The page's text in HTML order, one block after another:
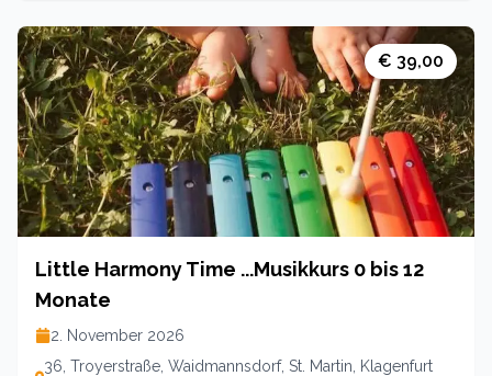
und vor allem ohne jeden Leistungsdruck die
Entwichklungsverläufe ihres Kindes miterleben. Nach der
Bewegung gibt es eine kleine Jause bei der sich unsere
Purzelbäumchenkinder stärken und die Eltern austauschen
können. Es bleibt auch genug Zeit zum freien
Spielen!Leitung: Sina Lamprecht (Pädagogin)Termin:
Donnerstags 6xOrt: Klagenfurt a. Ws., Eltern-Kind-Zentrum,
Troyerstraße 36Kosten: 84,-- (89,-- für Nichtmitglieder) für
6 Treffen inklusive VerpflegungAnmeldung: unter
www.ekiz-klagenfurt
€ 39,00
Little Harmony Time ...Musikkurs 0 bis 12
Monate
2. November 2026
36, Troyerstraße, Waidmannsdorf, St. Martin, Klagenfurt